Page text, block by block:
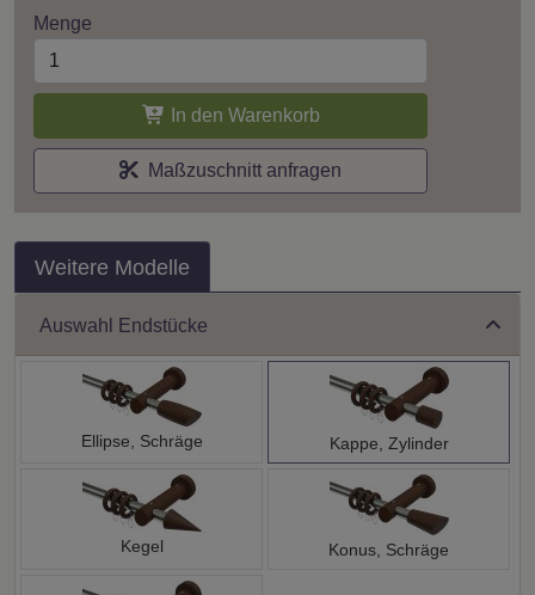
Menge
In den Warenkorb
Maßzuschnitt anfragen
Weitere Modelle
Auswahl Endstücke
Ellipse, Schräge Kappe, Zylinder
Kegel Konus, Schräge